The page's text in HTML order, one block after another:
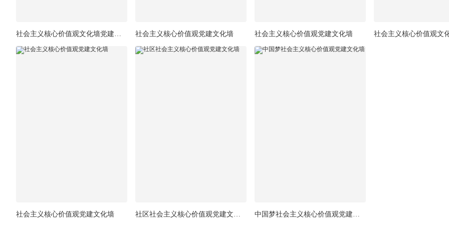
社会主义核心价值观文化墙党建文化墙设计 社会主义核心价值观党建文化墙 社会主义核心价值观党建文化墙 社会主义核心价值观文
社会主义核心价值观党建文化墙 社区社会主义核心价值观党建文化墙 中国梦社会主义核心价值观党建文化墙